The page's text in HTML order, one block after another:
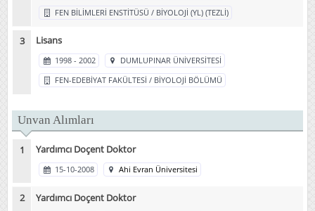
FEN BİLİMLERİ ENSTİTÜSÜ / BİYOLOJİ (YL) (TEZLİ)
Lisans
1998 - 2002
DUMLUPINAR ÜNİVERSİTESİ
FEN-EDEBİYAT FAKÜLTESİ / BİYOLOJİ BÖLÜMÜ
Unvan Alımları
Yardımcı Doçent Doktor
15-10-2008 Ahi Evran Üniversitesi
Yardımcı Doçent Doktor